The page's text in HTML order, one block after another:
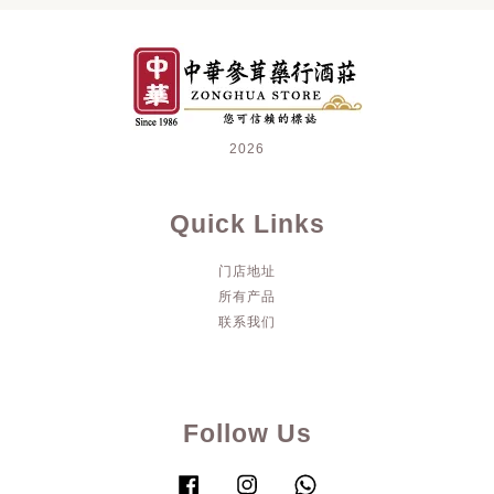
2026
Quick Links
门店地址
所有产品
联系我们
Follow Us
Facebook Instagram